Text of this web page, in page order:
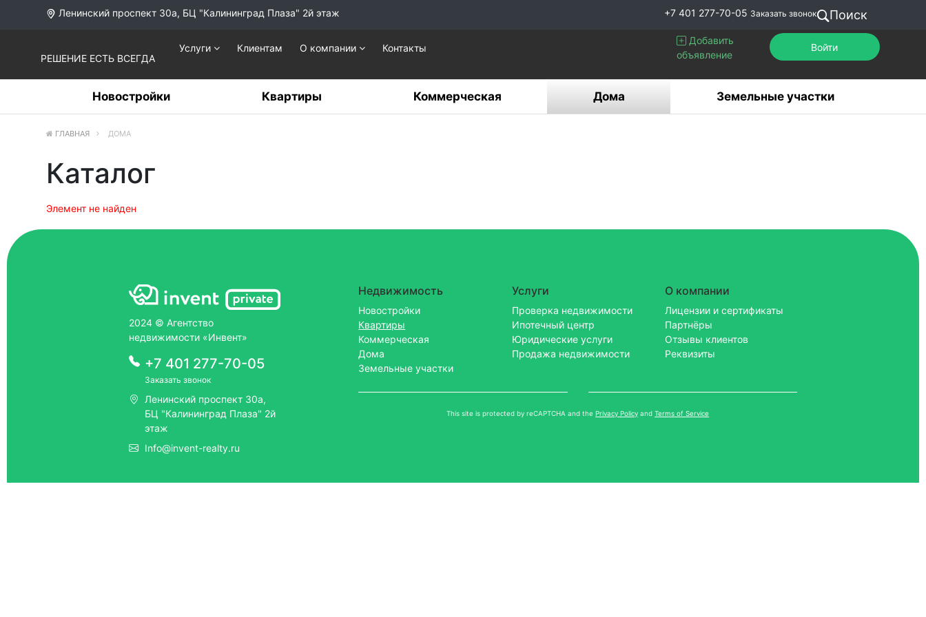
Ленинский проспект 30а, БЦ "Калининград Плаза" 2й этаж +7 401 277-70-05 Заказать звонок Поиск
РЕШЕНИЕ ЕСТЬ ВСЕГДА
Услуги Клиентам О компании Контакты
Добавить
объявление
Войти
Новостройки Квартиры Коммерческая Дома Земельные участки
ГЛАВНАЯ ДОМА
Каталог
Элемент не найден
2024 © Агентство
недвижимости «Инвент»
+7 401 277-70-05
Заказать звонок
Ленинский проспект 30а,
БЦ "Калининград Плаза" 2й
этаж
Info@invent-realty.ru
Недвижимость
Новостройки
Квартиры
Коммерческая
Дома
Земельные участки
Услуги
Проверка недвижимости
Ипотечный центр
Юридические услуги
Продажа недвижимости
О компании
Лицензии и сертификаты
Партнёры
Отзывы клиентов
Реквизиты
This site is protected by reCAPTCHA and thePrivacy Policy andTerms of Service